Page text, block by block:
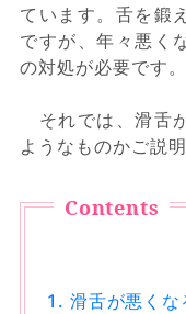
ています。舌を鍛
ですが、年々悪く
の対処が必要です。
それでは、滑舌
ようなものかご説
滑舌が悪くな